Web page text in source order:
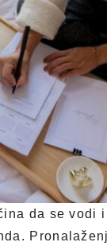
da se vodi